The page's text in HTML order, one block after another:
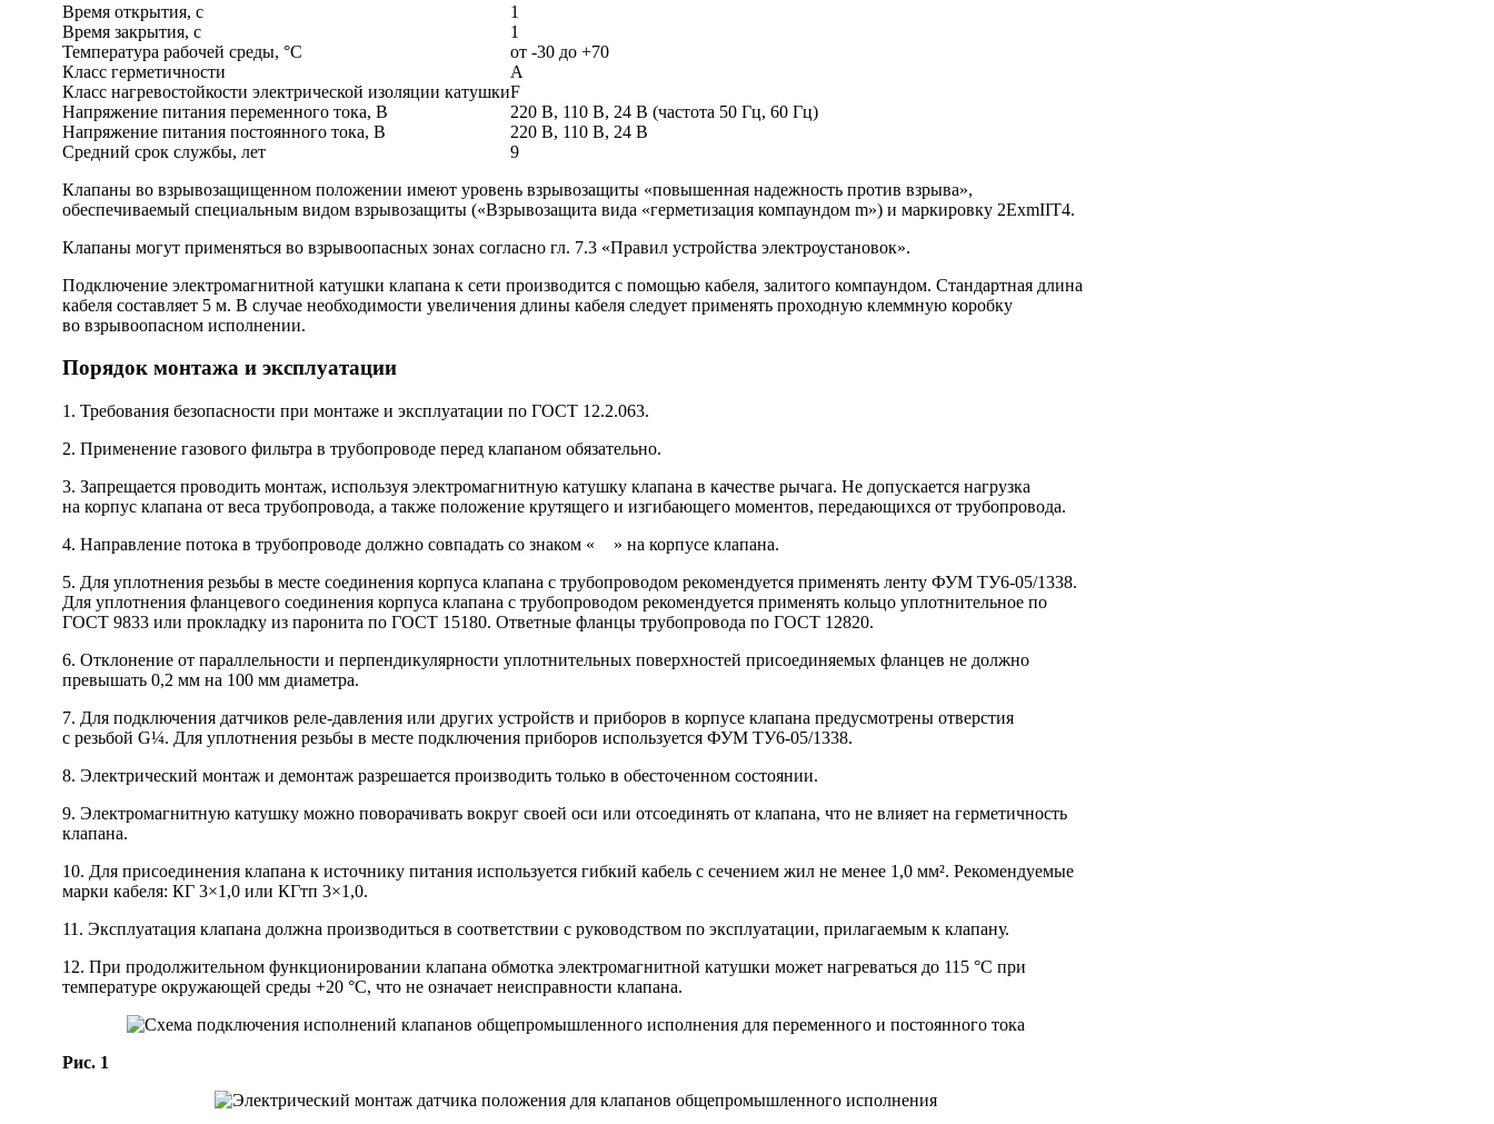
Время открытия, с
1
Время закрытия, с
1
Температура рабочей среды, °С
от -30 до +70
Класс герметичности
А
Класс нагревостойкости электрической изоляции катушкиF
Напряжение питания переменного тока, В
220 В, 110 В, 24 В (частота 50 Гц, 60 Гц)
Напряжение питания постоянного тока, В
220 В, 110 В, 24 В
Средний срок службы, лет
9
Клапаны во взрывозащищенном положении имеют уровень взрывозащиты «повышенная надежность против взрыва»,
обеспечиваемый специальным видом взрывозащиты («Взрывозащита вида «герметизация компаундом m») и маркировку 2ExmIIT4.
Клапаны могут применяться во взрывоопасных зонах согласно гл. 7.3 «Правил устройства электроустановок».
Подключение электромагнитной катушки клапана к сети производится с помощью кабеля, залитого компаундом. Стандартная длина
кабеля составляет 5 м. В случае необходимости увеличения длины кабеля следует применять проходную клеммную коробку
во взрывоопасном исполнении.
Порядок монтажа и эксплуатации
1. Требования безопасности при монтаже и эксплуатации по ГОСТ 12.2.063.
2. Применение газового фильтра в трубопроводе перед клапаном обязательно.
3. Запрещается проводить монтаж, используя электромагнитную катушку клапана в качестве рычага. Не допускается нагрузка
на корпус клапана от веса трубопровода, а также положение крутящего и изгибающего моментов, передающихся от трубопровода.
4. Направление потока в трубопроводе должно совпадать со знаком «
» на корпусе клапана.
5. Для уплотнения резьбы в месте соединения корпуса клапана с трубопроводом рекомендуется применять ленту ФУМ ТУ6-05/1338.
Для уплотнения фланцевого соединения корпуса клапана с трубопроводом рекомендуется применять кольцо уплотнительное по
ГОСТ 9833 или прокладку из паронита по ГОСТ 15180. Ответные фланцы трубопровода по ГОСТ 12820.
6. Отклонение от параллельности и перпендикулярности уплотнительных поверхностей присоединяемых фланцев не должно
превышать 0,2 мм на 100 мм диаметра.
7. Для подключения датчиков реле-давления или других устройств и приборов в корпусе клапана предусмотрены отверстия
с резьбой G¼. Для уплотнения резьбы в месте подключения приборов используется ФУМ ТУ6-05/1338.
8. Электрический монтаж и демонтаж разрешается производить только в обесточенном состоянии.
9. Электромагнитную катушку можно поворачивать вокруг своей оси или отсоединять от клапана, что не влияет на герметичность
клапана.
10. Для присоединения клапана к источнику питания используется гибкий кабель с сечением жил не менее 1,0 мм². Рекомендуемые
марки кабеля: КГ 3×1,0 или КГтп 3×1,0.
11. Эксплуатация клапана должна производиться в соответствии с руководством по эксплуатации, прилагаемым к клапану.
12. При продолжительном функционировании клапана обмотка электромагнитной катушки может нагреваться до 115 °С при
температуре окружающей среды +20 °С, что не означает неисправности клапана.
Рис. 1